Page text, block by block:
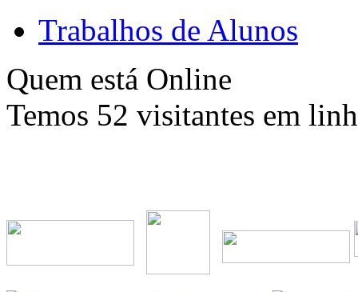
Trabalhos de Alunos
Quem está Online
Temos 52 visitantes em